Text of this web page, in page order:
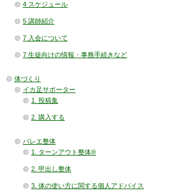
4 スケジュール
5 講師紹介
7 入会について
7 生徒向けの情報・事務手続きなど
体づくり
イカ足サポーター
1. 投稿集
2. 購入する
バレエ整体
1. ターンアウト整体®
2. 甲出し整体
3. 体の使い方に関する個人アドバイス